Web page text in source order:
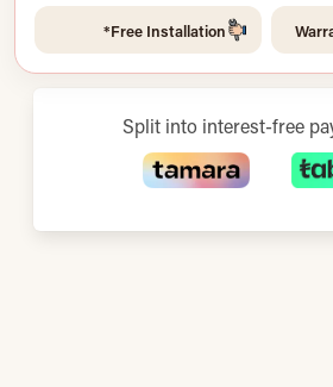
Free Installation*
Split into interest-free